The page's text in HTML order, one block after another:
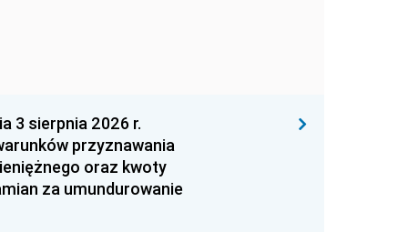
3 sierpnia 2026 r.
przyznawania
oraz kwoty
za umundurowanie